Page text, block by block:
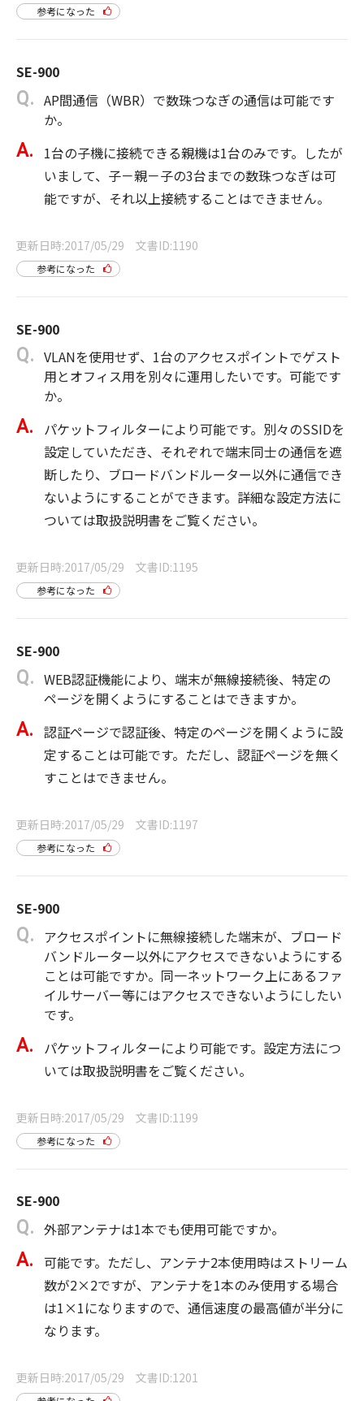
参考になった
SE-900
AP間通信（WBR）で数珠つなぎの通信は可能です
か。
1台の子機に接続できる親機は1台のみです。したが
いまして、子－親－子の3台までの数珠つなぎは可
能ですが、それ以上接続することはできません。
更新日時 2017/05/29 文書ID 1190
参考になった
SE-900
VLANを使用せず、1台のアクセスポイントでゲスト
用とオフィス用を別々に運用したいです。可能です
か。
パケットフィルターにより可能です。別々のSSIDを
設定していただき、それぞれで端末同士の通信を遮
断したり、ブロードバンドルーター以外に通信でき
ないようにすることができます。詳細な設定方法に
ついては取扱説明書をご覧ください。
更新日時 2017/05/29 文書ID 1195
参考になった
SE-900
WEB認証機能により、端末が無線接続後、特定の
ページを開くようにすることはできますか。
認証ページで認証後、特定のページを開くように設
定することは可能です。ただし、認証ページを無く
すことはできません。
更新日時 2017/05/29 文書ID 1197
参考になった
SE-900
アクセスポイントに無線接続した端末が、ブロード
バンドルーター以外にアクセスできないようにする
ことは可能ですか。同一ネットワーク上にあるファ
イルサーバー等にはアクセスできないようにしたい
です。
パケットフィルターにより可能です。設定方法につ
いては取扱説明書をご覧ください。
更新日時 2017/05/29 文書ID 1199
参考になった
SE-900
外部アンテナは1本でも使用可能ですか。
可能です。ただし、アンテナ2本使用時はストリーム
数が2×2ですが、アンテナを1本のみ使用する場合
は1×1になりますので、通信速度の最高値が半分に
なります。
更新日時 2017/05/29 文書ID 1201